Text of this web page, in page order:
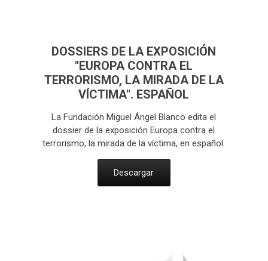
DOSSIERS DE LA EXPOSICIÓN
"EUROPA CONTRA EL
TERRORISMO, LA MIRADA DE LA
VÍCTIMA". ESPAÑOL
La Fundación Miguel Ángel Blanco edita el
dossier de la exposición Europa contra el
terrorismo, la mirada de la víctima, en español.
Descargar